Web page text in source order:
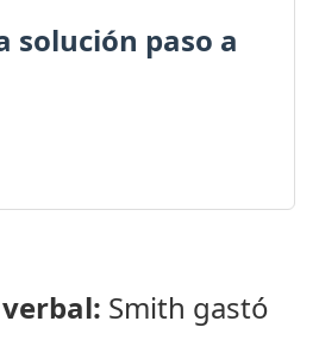
solución paso a
Smith gastó